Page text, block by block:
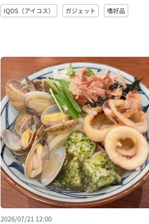
IQOS（アイコス） ガジェット 嗜好品
2026/07/21 12:00